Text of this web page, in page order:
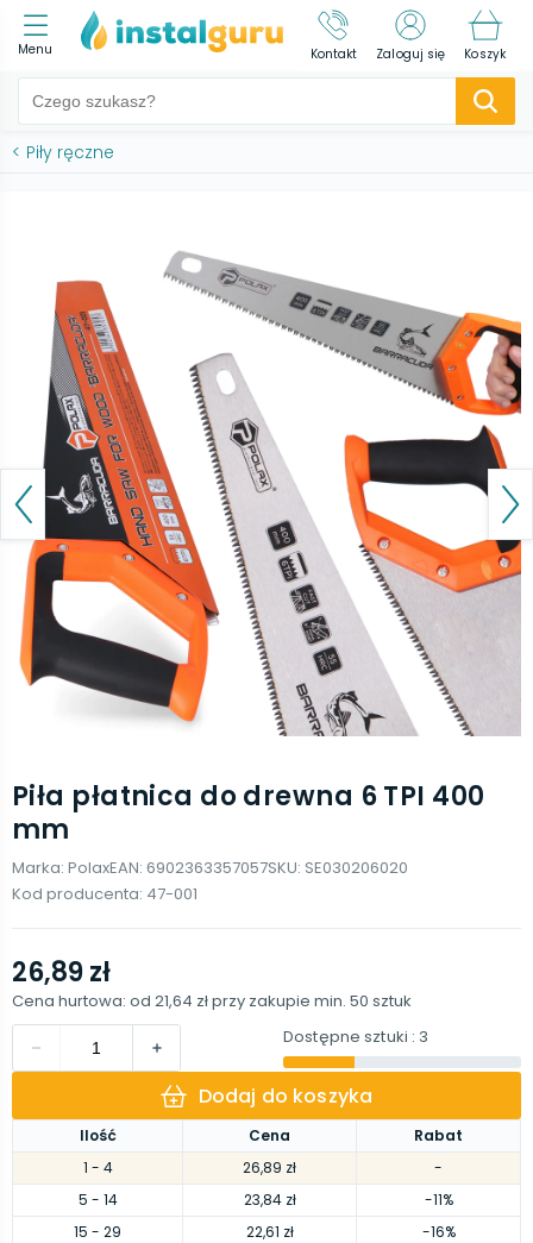
Menu Kontakt Zaloguj się Koszyk
< Piły ręczne
Piła płatnica do drewna 6 TPI 400
mm
Marka: PolaxEAN: 6902363357057SKU: SE030206020
Kod producenta: 47-001
Ilość Cena
Rabat
1 - 4 26,89 zł
-
5 - 14 23,84 zł
-11%
15 - 29 22,61 zł
-16%
26,89 zł
Cena hurtowa: od 21,64 złprzy zakupie min. 50 sztuk
Dostępne sztuki : 3
Dodaj do koszyka